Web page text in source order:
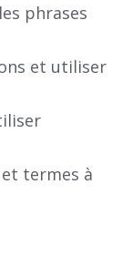
phrases
et utiliser
termes à